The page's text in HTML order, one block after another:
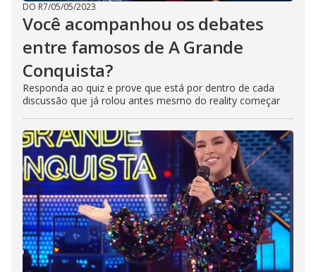
DO R7/05/05/2023
Você acompanhou os debates
entre famosos de A Grande
Conquista?
Responda ao quiz e prove que está por dentro de cada
discussão que já rolou antes mesmo do reality começar